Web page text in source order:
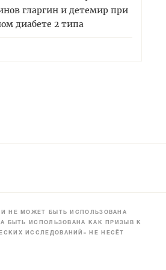
гларгин и детемир при
диабете 2 типа
НЕ МОЖЕТ БЫТЬ ИСПОЛЬЗОВАНА
БЫТЬ ИСПОЛЬЗОВАНА КАК ПРИЗЫВ К
ИССЛЕДОВАНИЙ» НЕ НЕСЁТ